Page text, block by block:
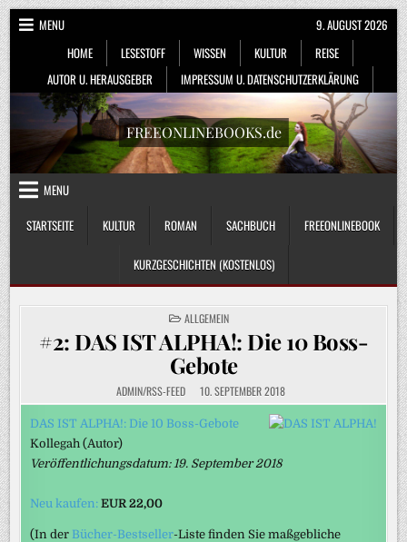
Skip
to
content
MENU
HOME
LESESTOFF WISSEN KULTUR
REISE
AUTOR U. HERAUSGEBER
IMPRESSUM U. DATENSCHUTZERKLÄRUNG
9. AUGUST 2026
FREEONLINEBOOKS.de
MENU
STARTSEITE
KULTUR ROMAN SACHBUCH FREEONLINEBOOK
KURZGESCHICHTEN (KOSTENLOS)
POSTED
IN
ALLGEMEIN
#2: DAS IST ALPHA!: Die 10 Boss-
Gebote
ADMIN/RSS-FEED 10. SEPTEMBER 2018
DAS IST ALPHA!: Die 10 Boss-Gebote
Kollegah(Autor)
Veröffentlichungsdatum: 19. September 2018
Neu kaufen:EUR 22,00
(In der Bücher-Bestseller-Liste finden Sie maßgebliche